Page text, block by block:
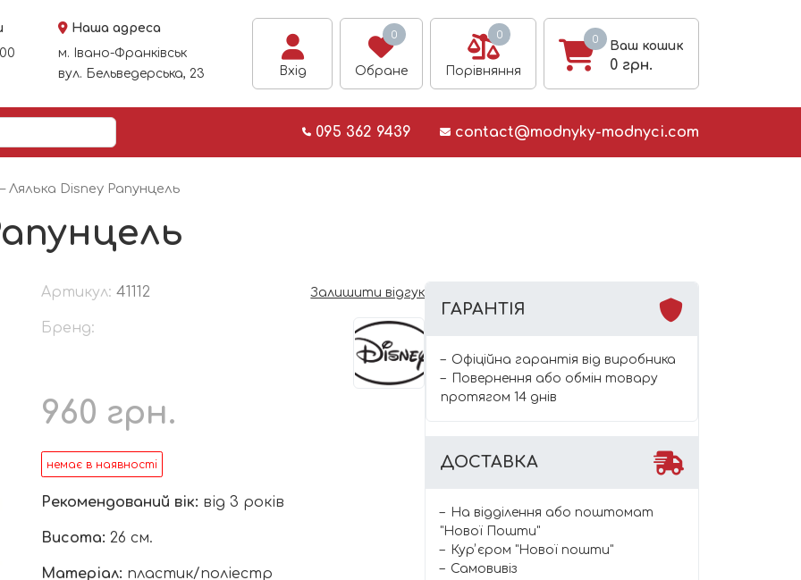
Наша адреса
м. Івано-Франківськ
вул. Бельведерська, 23
Вхід
0
Обране
0
Порівняння
0
Ваш кошик
0 грн.
095 362 9439 contact@modnyky-modnyci.com
Disney Рапунцель
Артикул: 41112 Залишити відгук
Бренд:
960 грн.
немає в наявності
Рекомендований вік: від 3 років
Висота: 26 см.
Матеріал: пластик/поліестр
ГАРАНТІЯ
Офіційна гарантія від виробника
Повернення або обмін товару
протягом 14 днів
ДОСТАВКА
На відділення або поштомат
"Нової Пошти"
Курʼєром "Нової пошти"
Самовивіз